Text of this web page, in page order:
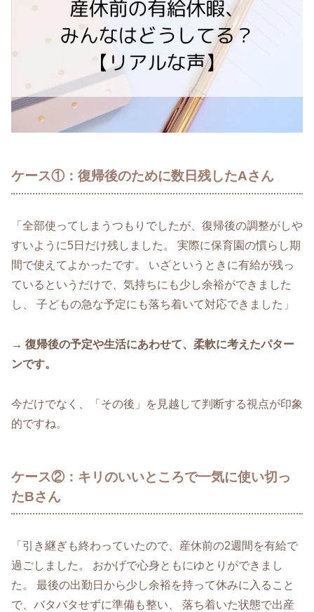
ケース①：復帰後のために数日残したAさん
「全部使ってしまうつもりでしたが、復帰後の調整がしや
すいように5日だけ残しました。 実際に保育園の慣らし期
間で使えてよかったです。 いざというときに有給が残っ
ているというだけで、気持ちにも少し余裕ができました
し、 子どもの急な予定にも落ち着いて対応できました」
→ 復帰後の予定や生活にあわせて、柔軟に考えたパター
ンです。
今だけでなく、「その後」を見越して判断する視点が印象
的ですね。
ケース②：キリのいいところで一気に使い切っ
たBさん
「引き継ぎも終わっていたので、産休前の2週間を有給で
過ごしました。 おかげで心身ともにゆとりができまし
た。 最後の出勤日から少し余裕を持って休みに入ること
で、バタバタせずに準備も整い、 落ち着いた状態で出産